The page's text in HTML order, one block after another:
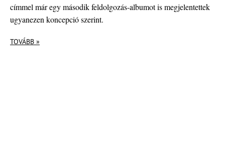
címmel már egy második feldolgozás-albumot is megjelentettek
ugyanezen koncepció szerint.
TOVÁBB »